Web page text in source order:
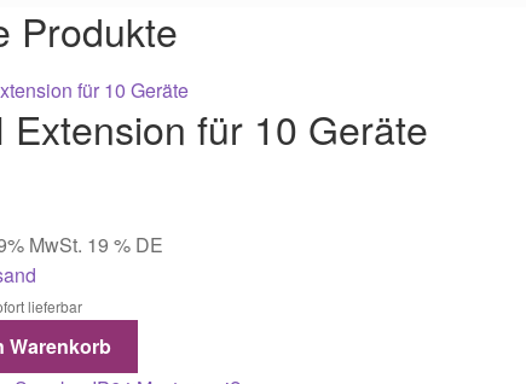
Produkte
Extension für 10 Geräte
MwSt. 19 % DE
lieferbar
Warenkorb